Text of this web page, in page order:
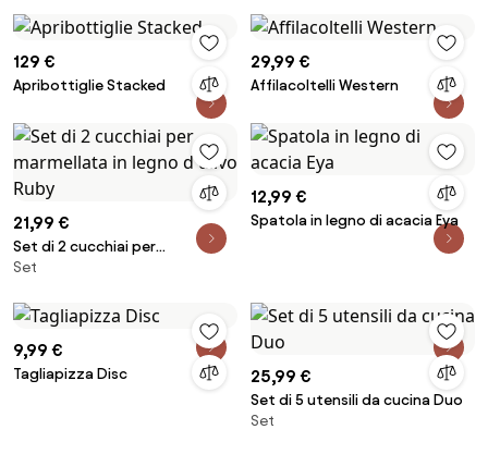
129 €
Apribottiglie Stacked
29,99 €
Affilacoltelli Western
21,99 €
Set di 2 cucchiai per
marmellata in legno d'ulivo
Set
12,99 €
Spatola in legno di acacia Eya
9,99 €
Tagliapizza Disc 25,99 €
Set di 5 utensili da cucina Duo
Set